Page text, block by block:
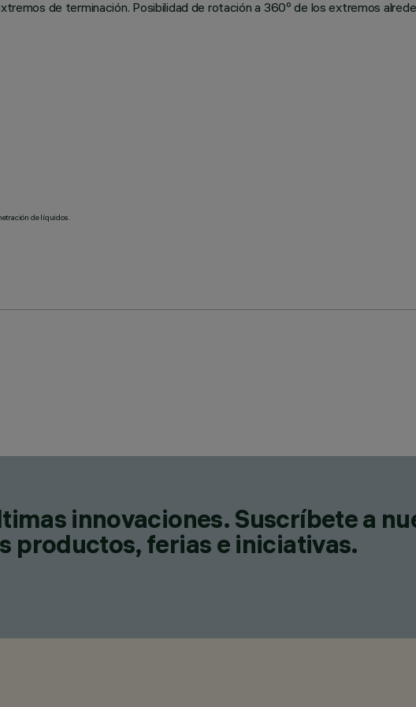
de terminación. Posibilidad de rotación a 360º de los extremos
de líquidos.
innovaciones. Suscríbete a
productos, ferias e iniciativas.